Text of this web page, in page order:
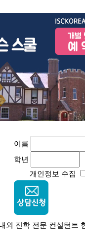
이름
학년
개인정보 수집